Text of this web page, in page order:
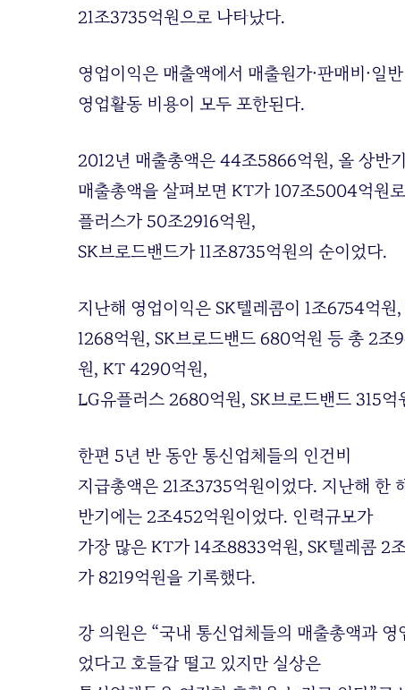
21조3735억원으로 나타났다.
영업이익은 매출액에서 매출원가·판매비·일
영업활동 비용이 모두 포한된다.
2012년 매출총액은 44조5866억원, 올 상반
매출총액을 살펴보면 KT가 107조5004억원
플러스가 50조2916억원,
SK브로드밴드가 11조8735억원의 순이었다.
지난해 영업이익은 SK텔레콤이 1조6754억
1268억원, SK브로드밴드 680억원 등 총 2
원, KT 4290억원,
LG유플러스 2680억원, SK브로드밴드 315
한편 5년 반 동안 통신업체들의 인건비
지급총액은 21조3735억원이었다. 지난해 한
반기에는 2조452억원이었다. 인력규모가
가장 많은 KT가 14조8833억원, SK텔레콤 2
가 8219억원을 기록했다.
강 의원은 “국내 통신업체들의 매출총액과
었다고 호들갑 떨고 있지만 실상은